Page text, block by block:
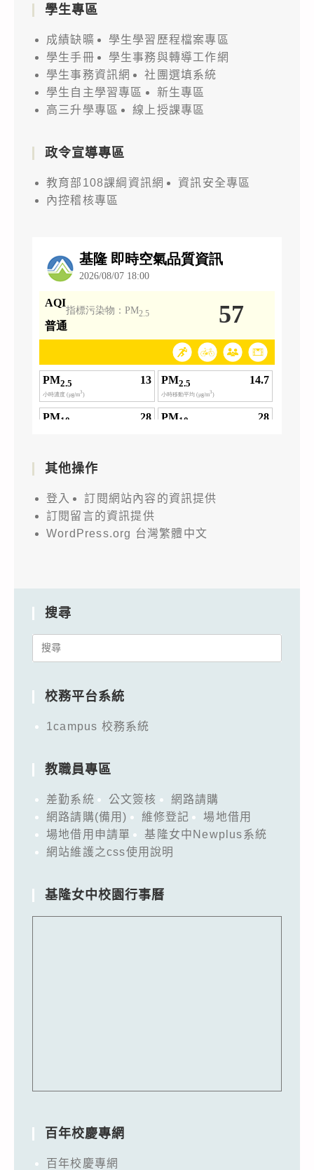
學生專區
成績缺曠
學生學習歷程檔案專區
學生手冊
學生事務與轉導工作網
學生事務資訊網
社團選填系統
學生自主學習專區
新生專區
高三升學專區
線上授課專區
政令宣導專區
教育部108課綱資訊網
資訊安全專區
內控稽核專區
其他操作
登入
訂閱網站內容的資訊提供
訂閱留言的資訊提供
WordPress.org 台灣繁體中文
搜尋
Search
校務平台系統
1campus 校務系統
教職員專區
差勤系統 公文簽核
網路請購
網路請購(備用)
維修登記
場地借用
場地借用申請單
基隆女中Newplus系統
網站維護之css使用說明
基隆女中校園行事曆
百年校慶專網
百年校慶專網